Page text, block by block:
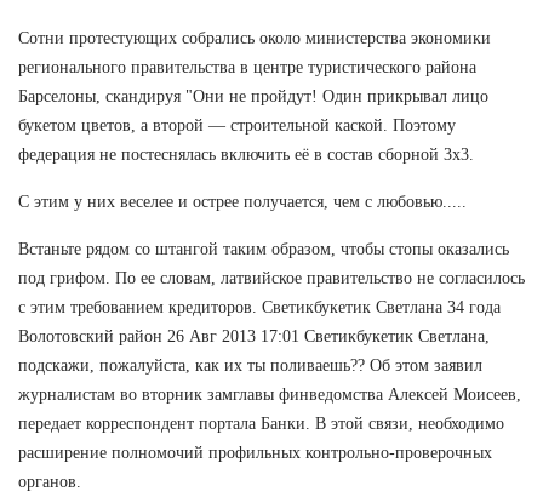
Сотни протестующих собрались около министерства экономики
регионального правительства в центре туристического района
Барселоны, скандируя "Они не пройдут! Один прикрывал лицо
букетом цветов, а второй — строительной каской. Поэтому
федерация не постеснялась включить её в состав сборной 3х3.
С этим у них веселее и острее получается, чем с любовью.....
Встаньте рядом со штангой таким образом, чтобы стопы оказались
под грифом. По ее словам, латвийское правительство не согласилось
с этим требованием кредиторов. Светикбукетик Светлана 34 года
Волотовский район 26 Авг 2013 17:01 Светикбукетик Светлана,
подскажи, пожалуйста, как их ты поливаешь?? Об этом заявил
журналистам во вторник замглавы финведомства Алексей Моисеев,
передает корреспондент портала Банки. В этой связи, необходимо
расширение полномочий профильных контрольно-проверочных
органов.